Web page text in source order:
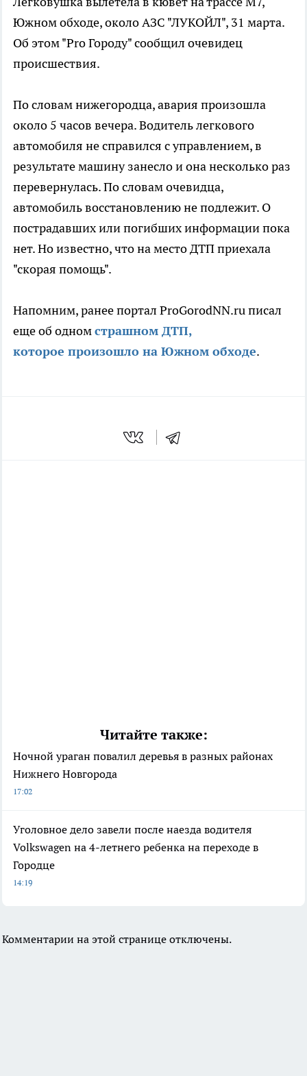
Южном обходе, около АЗС "ЛУКОЙЛ", 31 марта.
Об этом "Pro Городу" сообщил очевидец
происшествия.
По словам нижегородца, авария произошла
около 5 часов вечера. Водитель легкового
автомобиля не справился с управлением, в
результате машину занесло и она несколько раз
перевернулась. По словам очевидца,
автомобиль восстановлению не подлежит. О
пострадавших или погибших информации пока
нет. Но известно, что на место ДТП приехала
"скорая помощь".
Напомним, ранее портал ProGorodNN.ru писал
еще об одномстрашном ДТП,
которое произошло на Южном обходе.
Читайте также:
Ночной ураган повалил деревья в разных районах
Нижнего Новгорода
17:02
Уголовное дело завели после наезда водителя
Volkswagen на 4-летнего ребенка на переходе в
Городце
14:19
Комментарии на этой странице отключены.